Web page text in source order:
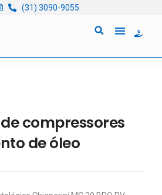
(31) 3090-9055
compressores
de óleo